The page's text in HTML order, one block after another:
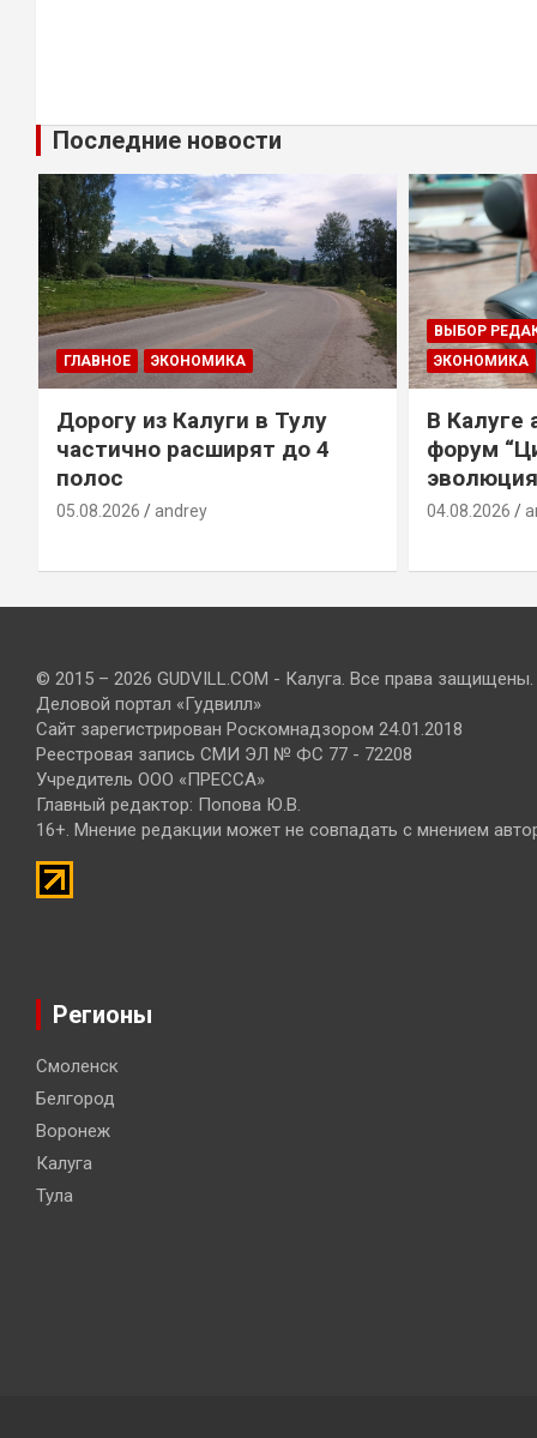
Последние новости
ГЛАВНОЕ ЭКОНОМИКА
Дорогу из Калуги в Тулу
частично расширят до 4
полос
05.08.2026 andrey
ВЫБОР
ЭКОНОМИКА
В Калуге
форум
04.08.2026
© 2015 – 2026 GUDVILL.COM - Калуга. Все права защищены.
Деловой портал «Гудвилл»
Сайт зарегистрирован Роскомнадзором 24.01.2018
Реестровая запись СМИ ЭЛ № ФС 77 - 72208
Учредитель ООО «ПРЕССА»
Главный редактор: Попова Ю.В.
16+. Мнение редакции может не совпадать с мнением
Регионы
Смоленск
Белгород
Воронеж
Калуга
Тула